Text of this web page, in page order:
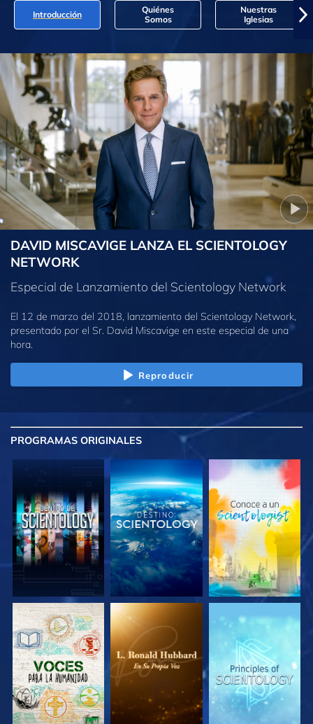
Introducción
Quiénes
Somos
Nuestras
Iglesias
DAVID MISCAVIGE LANZA EL SCIENTOLOGY
NETWORK
Especial de Lanzamiento del Scientology Network
El 12 de marzo del 2018, lanzamiento del Scientology Network,
presentado por el Sr. David Miscavige en este especial de una
hora.
Reproducir
PROGRAMAS ORIGINALES
EXPLORA LAS
SERIES
EXPLORA LAS
SERIES
EXPLORA LAS
SERIES